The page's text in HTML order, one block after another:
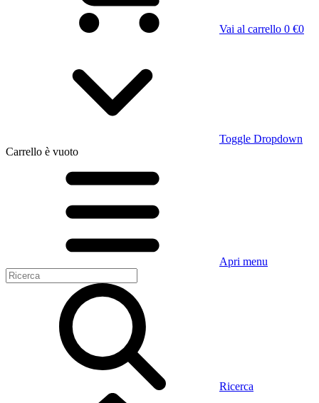
Vai al carrello 0 €0
Toggle Dropdown
Carrello è vuoto
Apri menu
Ricerca